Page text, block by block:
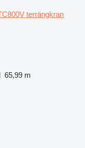
terrängkran
65,99 m